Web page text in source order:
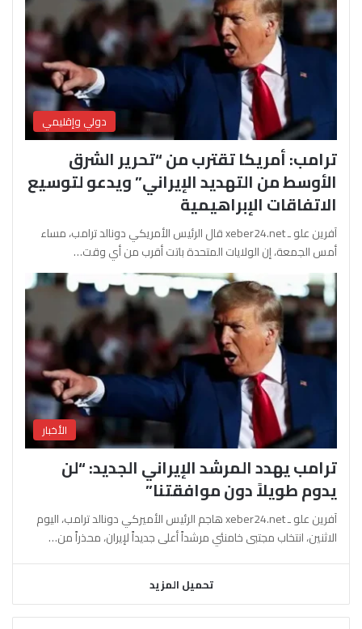
دولي وإقليمي
ترامب: أمريكا تقترب من “تحرير الشرق
الأوسط من التهديد الإيراني” ويدعو لتوسيع
الاتفاقات الإبراهيمية
آفرين علو ـ xeber24.net قال الرئيس الأمريكي دونالد ترامب، مساء
أمس الجمعة، إن الولايات المتحدة باتت أقرب من أي وقت…
الأخبار
ترامب يهدد المرشد الإيراني الجديد: “لن
يدوم طويلاً دون موافقتنا”
آفرين علو ـ xeber24.net هاجم الرئيس الأميركي دونالد ترامب، اليوم
الاثنين، انتخاب مجتبى خامنئي مرشداً أعلى جديداً لإيران، محذراً من…
تحميل المزيد